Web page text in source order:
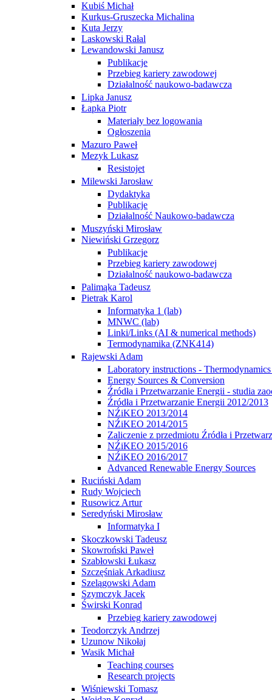
Kubiś Michał
Kurkus-Gruszecka Michalina
Kuta Jerzy
Laskowski Rałal
Lewandowski Janusz
Publikacje
Przebieg kariery zawodowej
Działalność naukowo-badawcza
Lipka Janusz
Łapka Piotr
Materiały bez logowania
Ogłoszenia
Mazuro Paweł
Mezyk Lukasz
Resistojet
Milewski Jarosław
Dydaktyka
Publikacje
Działalność Naukowo-badawcza
Muszyński Mirosław
Niewiński Grzegorz
Publikacje
Przebieg kariery zawodowej
Działalność naukowo-badawcza
Palimąka Tadeusz
Pietrak Karol
Informatyka 1 (lab)
MNWC (lab)
Linki/Links (AI & numerical methods)
Termodynamika (ZNK414)
Rajewski Adam
Laboratory instructions -
Energy Sources & Conversion
Źródła i Przetwarzanie Energii - studia
Źródła i Przetwarzanie Energii 2012/2013
NŹiKEO 2013/2014
NŹiKEO 2014/2015
Zaliczenie z przedmiotu Źródła i
NŹiKEO 2015/2016
NŹiKEO 2016/2017
Advanced Renewable Energy Sources
Ruciński Adam
Rudy Wojciech
Rusowicz Artur
Seredyński Mirosław
Informatyka I
Skoczkowski Tadeusz
Skowroński Paweł
Szabłowski Łukasz
Szczęśniak Arkadiusz
Szelągowski Adam
Szymczyk Jacek
Świrski Konrad
Przebieg kariery zawodowej
Teodorczyk Andrzej
Uzunow Nikołaj
Wasik Michał
Teaching courses
Research projects
Wiśniewski Tomasz